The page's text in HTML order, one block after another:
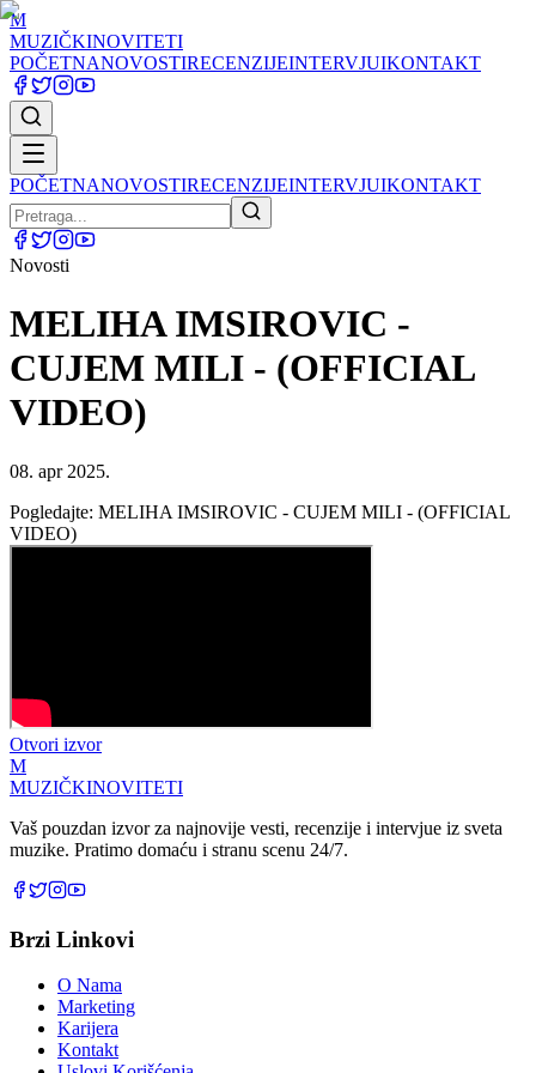
M
MUZIČKINOVITETI
POČETNANOVOSTIRECENZIJEINTERVJUIKONTAKT
POČETNANOVOSTIRECENZIJEINTERVJUIKONTAKT
Novosti
MELIHA IMSIROVIC -
CUJEM MILI - (OFFICIAL
VIDEO)
08. apr 2025.
Pogledajte: MELIHA IMSIROVIC - CUJEM MILI - (OFFICIAL
VIDEO)
Otvori izvor
M
MUZIČKINOVITETI
Vaš pouzdan izvor za najnovije vesti, recenzije i intervjue iz sveta
muzike. Pratimo domaću i stranu scenu 24/7.
Brzi Linkovi
O Nama
Marketing
Karijera
Kontakt